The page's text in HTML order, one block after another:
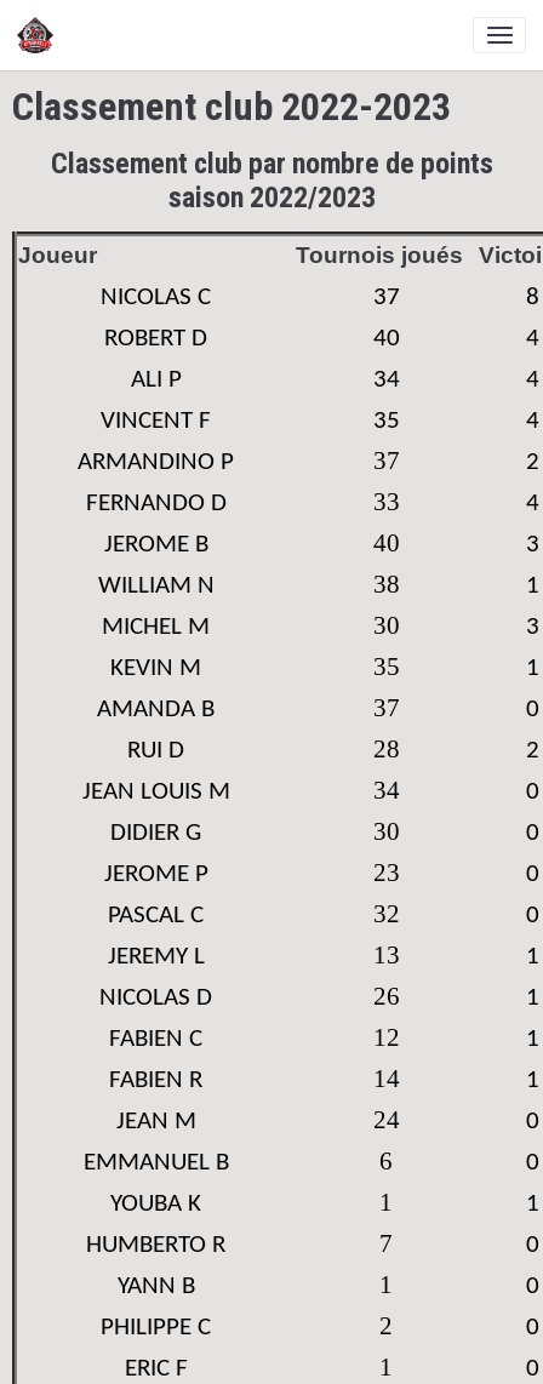
Classement club 2022-2023
Classement club par nombre de points
saison 2022/2023
Joueur Tournois joués
NICOLAS C
37
8
ROBERT D
40
4
ALI P
34
4
VINCENT F
35
4
ARMANDINO P
37
2
FERNANDO D
33
4
JEROME B
40
3
WILLIAM N
38
1
MICHEL M
30
3
KEVIN M
35
1
AMANDA B
37
0
RUI D
28
2
JEAN LOUIS M
34
0
DIDIER G
30
0
JEROME P
23
0
PASCAL C
32
0
JEREMY L
13
1
NICOLAS D
26
1
FABIEN C
12
1
FABIEN R
14
1
JEAN M
24
0
EMMANUEL B
6
0
YOUBA K
1
1
HUMBERTO R
7
0
YANN B
1
0
PHILIPPE C
2
0
ERIC F
1
0